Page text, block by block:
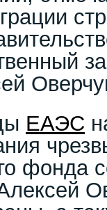
ЕАЭС
фонда